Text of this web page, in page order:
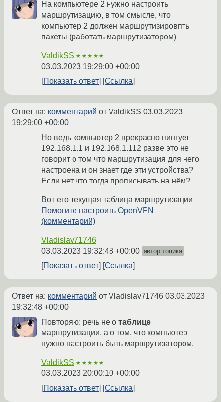
На компьютере 2 нужно настроить
маршрутизацию, в том смысле, что
компьютер 2 должен маршрутизировпть
пакеты (работать маршрутизатором)
ValdikSS ★★★★★
03.03.2023 19:29:00 +00:00
Показать ответ
Ссылка
Ответ на: комментарий от ValdikSS 03.03.2023
19:29:00 +00:00
Но ведь компьютер 2 прекрасно пингует
192.168.1.1 и 192.168.1.112 разве это не
говорит о том что маршрутизация для него
настроена и он знает где эти устройства?
Если нет что тогда прописывать на нём?
Вот его текущая таблица маршрутизации
Помогите настроить OpenVPN
(комментарий)
Vladislav71746
03.03.2023 19:32:48 +00:00 автор топика
Показать ответ Ссылка
Ответ на: комментарий от Vladislav71746 03.03.2023
19:32:48 +00:00
Повторяю: речь не о таблице
маршрутизации, а о том, что компьютер
нужно настроить быть маршрутизатором.
ValdikSS ★★★★★
03.03.2023 20:00:10 +00:00
Показать ответ
Ссылка